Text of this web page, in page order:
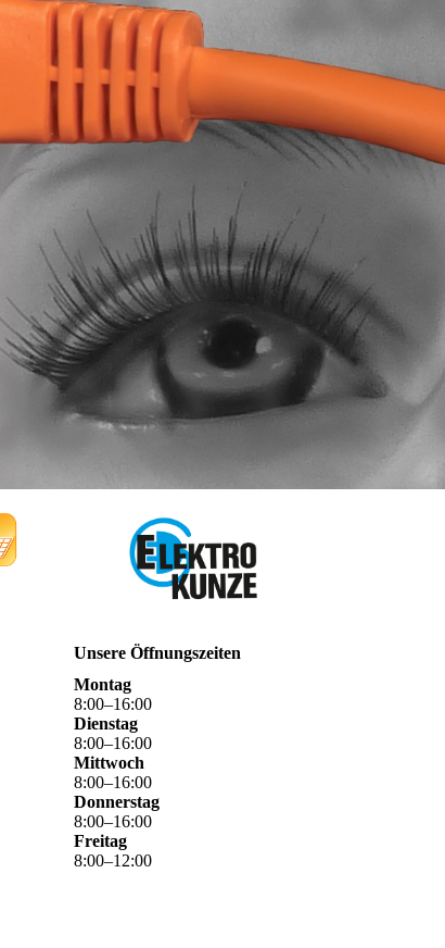
Unsere Öffnungszeiten
Montag
8:00–16:00
Dienstag
8:00–16:00
Mittwoch
8:00–16:00
Donnerstag
8:00–16:00
Freitag
8:00–12:00